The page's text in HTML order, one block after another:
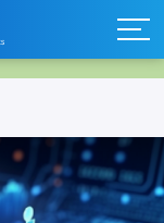
限公司-官方